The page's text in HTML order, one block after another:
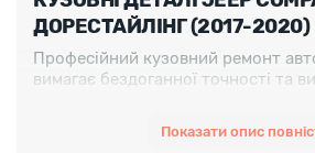
ДОРЕСТАЙЛІНГ (2017-2020)
Професійний кузовний ремонт
вимагає бездоганної точності та
покоління Jeep Compass (індекс
Показати опис